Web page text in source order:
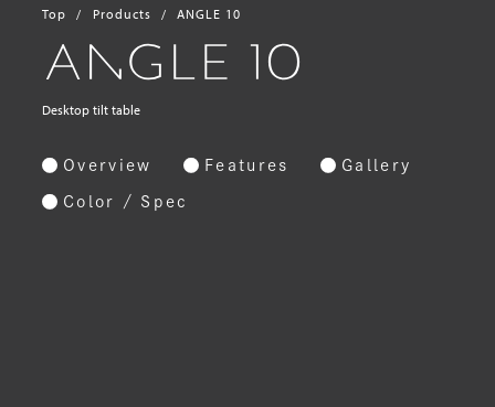
Top Products ANGLE 10
Desktop tilt table
Overview Features Gallery
Color / Spec